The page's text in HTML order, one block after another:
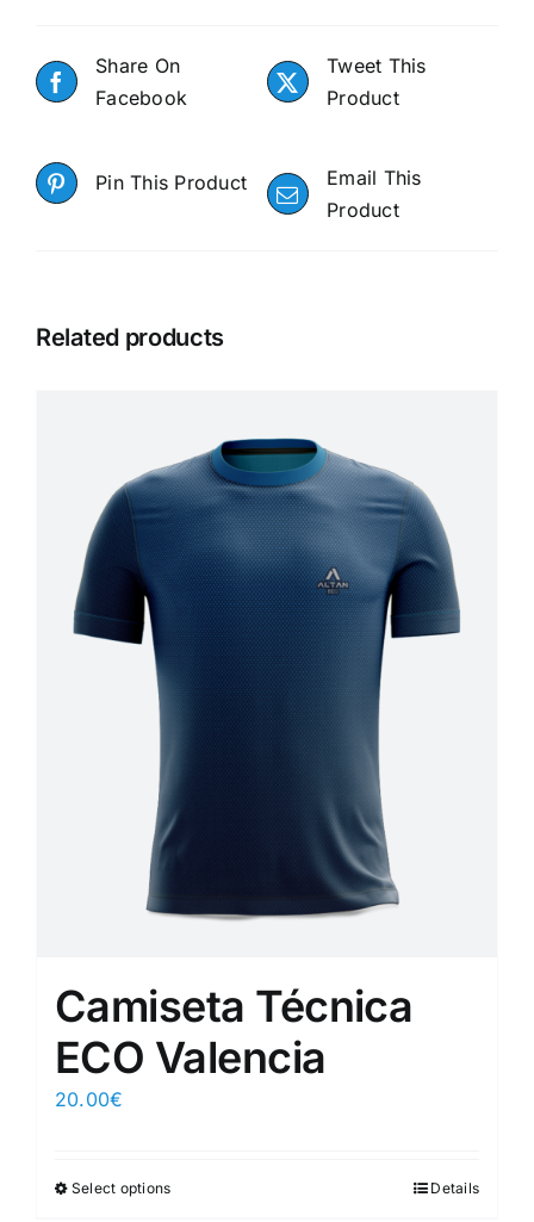
Share On
Facebook
Tweet This
Product
Pin This Product
Email This
Product
Related products
Camiseta Técnica
ECO Valencia
20.00€
Select options Details